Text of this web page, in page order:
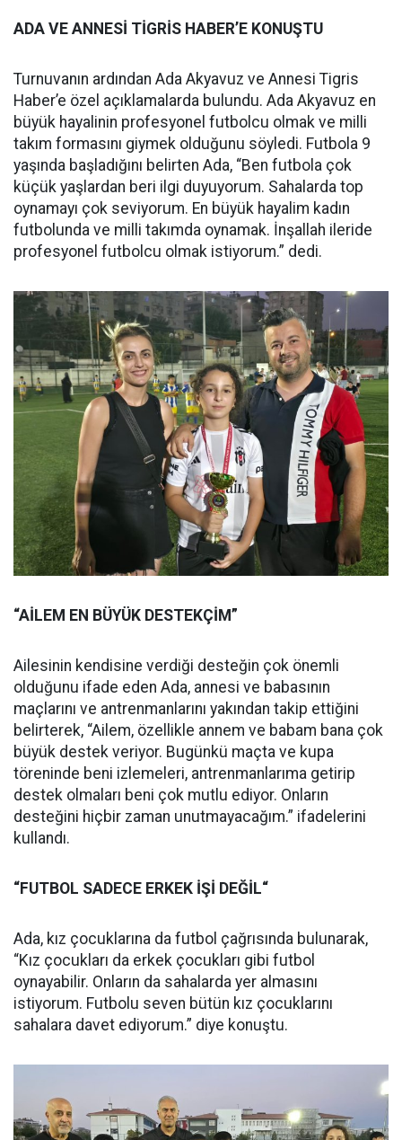
ADA VE ANNESİ TİGRİS HABER’E KONUŞTU
Turnuvanın ardından Ada Akyavuz ve Annesi Tigris
Haber’e özel açıklamalarda bulundu. Ada Akyavuz en
büyük hayalinin profesyonel futbolcu olmak ve milli
takım formasını giymek olduğunu söyledi. Futbola 9
yaşında başladığını belirten Ada, “Ben futbola çok
küçük yaşlardan beri ilgi duyuyorum. Sahalarda top
oynamayı çok seviyorum. En büyük hayalim kadın
futbolunda ve milli takımda oynamak. İnşallah ileride
profesyonel futbolcu olmak istiyorum.” dedi.
“AİLEM EN BÜYÜK DESTEKÇİM”
Ailesinin kendisine verdiği desteğin çok önemli
olduğunu ifade eden Ada, annesi ve babasının
maçlarını ve antrenmanlarını yakından takip ettiğini
belirterek, “Ailem, özellikle annem ve babam bana çok
büyük destek veriyor. Bugünkü maçta ve kupa
töreninde beni izlemeleri, antrenmanlarıma getirip
destek olmaları beni çok mutlu ediyor. Onların
desteğini hiçbir zaman unutmayacağım.” ifadelerini
kullandı.
“FUTBOL SADECE ERKEK İŞİ DEĞİL“
Ada, kız çocuklarına da futbol çağrısında bulunarak,
“Kız çocukları da erkek çocukları gibi futbol
oynayabilir. Onların da sahalarda yer almasını
istiyorum. Futbolu seven bütün kız çocuklarını
sahalara davet ediyorum.” diye konuştu.